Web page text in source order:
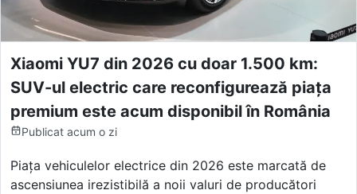
Xiaomi YU7 din 2026 cu doar 1.500 km:
SUV-ul electric care reconfigurează piața
premium este acum disponibil în România
Publicat acum o zi
Piața vehiculelor electrice din 2026 este marcată de
ascensiunea irezistibilă a noii valuri de producători